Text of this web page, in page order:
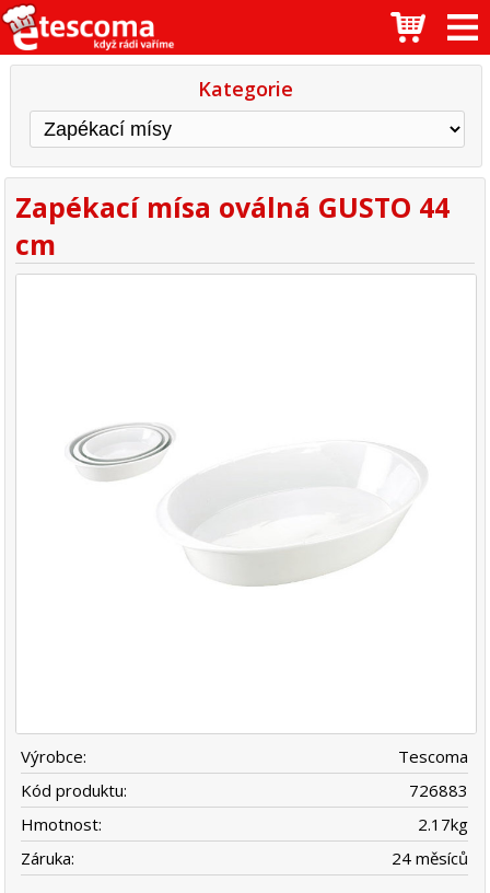
Kategorie
Zapékací mísa oválná GUSTO 44
cm
Výrobce:
Tescoma
Kód produktu:
726883
Hmotnost:
2.17kg
Záruka:
24 měsíců